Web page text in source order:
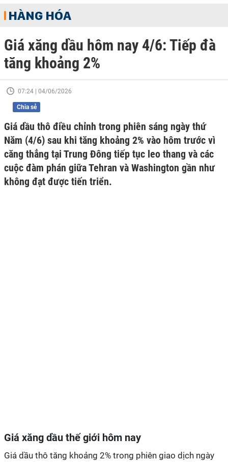
HÀNG HÓA
Giá xăng dầu hôm nay 4/6: Tiếp đà
tăng khoảng 2%
07:24 | 04/06/2026
Chia sẻ
Giá dầu thô điều chỉnh trong phiên sáng ngày thứ
Năm (4/6) sau khi tăng khoảng 2% vào hôm trước vì
căng thẳng tại Trung Đông tiếp tục leo thang và các
cuộc đàm phán giữa Tehran và Washington gần như
không đạt được tiến triển.
Giá xăng dầu thế giới hôm nay
Giá dầu thô tăng khoảng 2% trong phiên giao dịch ngày